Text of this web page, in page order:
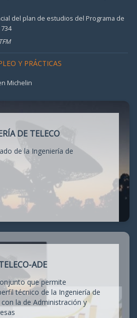
del plan de estudios del Programa de
Y PRÁCTICAS
Michelin
DE TELECO
de la Ingeniería de
ADE
que permite
técnico de la Ingeniería de
la de Administración y